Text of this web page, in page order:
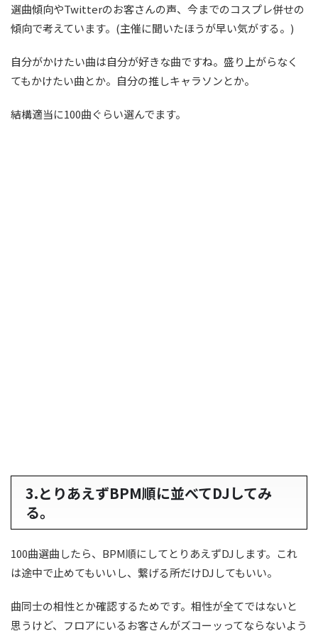
選曲傾向やTwitterのお客さんの声、今までのコスプレ併せの
傾向で考えています。(主催に聞いたほうが早い気がする。)
自分がかけたい曲は自分が好きな曲ですね。盛り上がらなく
てもかけたい曲とか。自分の推しキャラソンとか。
結構適当に100曲ぐらい選んでます。
3.とりあえずBPM順に並べてDJしてみ
る。
100曲選曲したら、BPM順にしてとりあえずDJします。これ
は途中で止めてもいいし、繋げる所だけDJしてもいい。
曲同士の相性とか確認するためです。相性が全てではないと
思うけど、フロアにいるお客さんがズコーッってならないよう